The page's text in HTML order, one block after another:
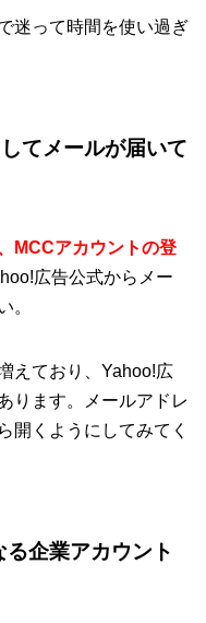
迷って時間を使い過ぎ
てメールが届いて
MCCアカウントの登
広告公式からメー
。
えており、Yahoo!広
ります。メールアドレ
開くようにしてみてく
企業アカウント